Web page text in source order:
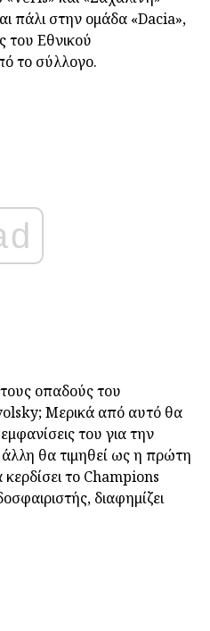
πάλι στην ομάδα «Dacia»,
του Εθνικού
το σύλλογο.
οπαδούς του
Μερικά από αυτό θα
εμφανίσεις του για την
θα τιμηθεί ως η πρώτη
κερδίσει το Champions
διαφημίζει